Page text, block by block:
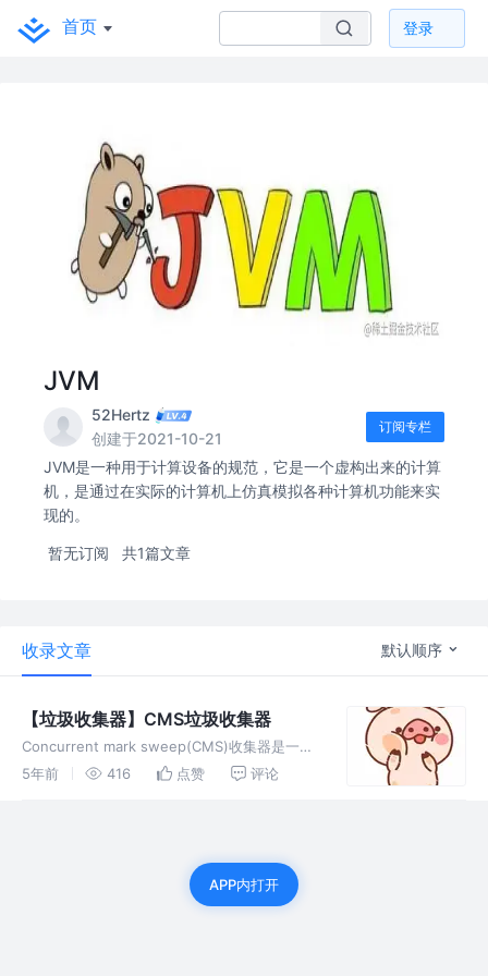
首页 登录
JVM
52Hertz
创建于2021-10-21
订阅专栏
JVM是一种用于计算设备的规范，它是一个虚构出来的计算
机，是通过在实际的计算机上仿真模拟各种计算机功能来实
现的。
暂无订阅 共1篇文章
收录文章 默认顺序
【垃圾收集器】CMS垃圾收集器
Concurrent mark sweep(CMS)收集器是一种
年老代垃圾收集器，其最主要目标是获取最短垃
5年前 416 点赞 评论
APP内打开